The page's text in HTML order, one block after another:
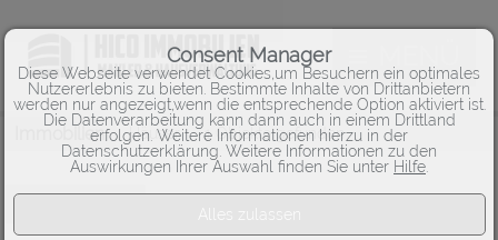
Immobilien Häuser 1 Objekte gefunden
Sortieren nach
Consent Manager
Diese Webseite verwendet Cookies,um Besuchern ein optimales
Nutzererlebnis zu bieten. Bestimmte Inhalte von Drittanbietern
werden nur angezeigt,wenn die entsprechende Option aktiviert ist.
Die Datenverarbeitung kann dann auch in einem Drittland
erfolgen. Weitere Informationen hierzu in der
Datenschutzerklärung. Weitere Informationen zu den
Auswirkungen Ihrer Auswahl finden Sie unter Hilfe